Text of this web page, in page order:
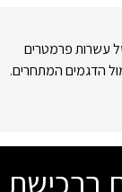
עשרות פרמטרים
הדגמים המתחרים.